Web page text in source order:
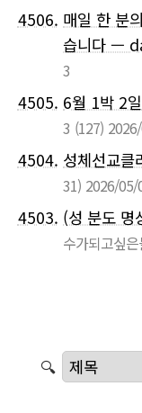
4506. 매일 한 분
습니다 —
3
4505. 6월 1박 2
3 (127)
4504. 성체선교클
31) 2026/05/
4503. (성 분도
수가되고싶
🔍